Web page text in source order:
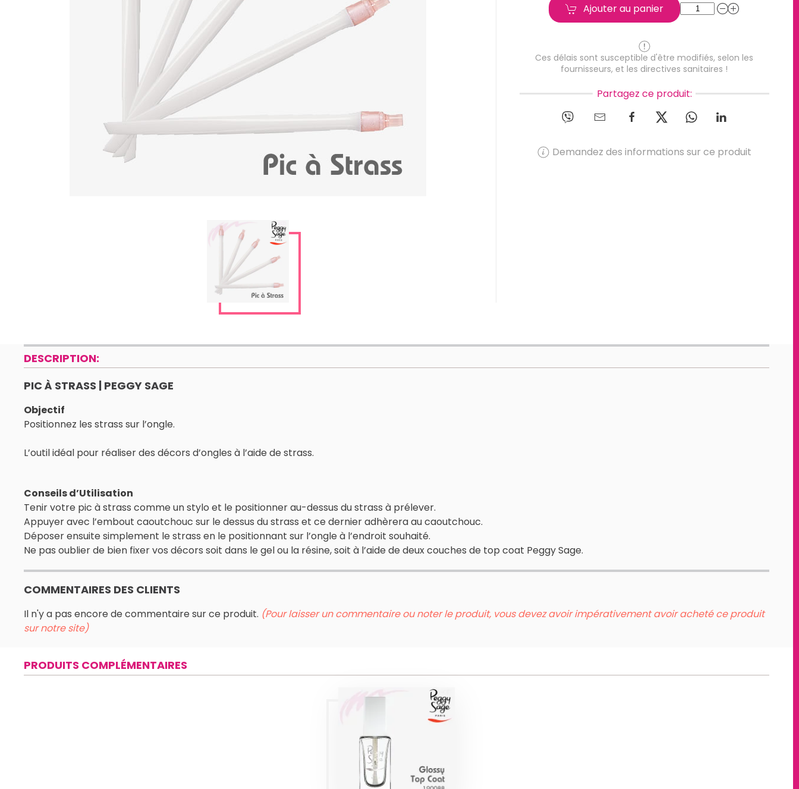
Ajouter au panier
Ces délais sont susceptible d'être modifiés, selon les
fournisseurs, et les directives sanitaires !
Partagez ce produit:
Demandez des informations sur ce produit
DESCRIPTION:
PIC À STRASS | PEGGY SAGE
Objectif
Positionnez les strass sur l’ongle.
L’outil idéal pour réaliser des décors d’ongles à l’aide de strass.
Conseils d’Utilisation
Tenir votre pic à strass comme un stylo et le positionner au-dessus du strass à prélever.
Appuyer avec l’embout caoutchouc sur le dessus du strass et ce dernier adhèrera au caoutchouc.
Déposer ensuite simplement le strass en le positionnant sur l’ongle à l’endroit souhaité.
Ne pas oublier de bien fixer vos décors soit dans le gel ou la résine, soit à l’aide de deux couches de top coat Peggy Sage.
COMMENTAIRES DES CLIENTS
Il n'y a pas encore de commentaire sur ce produit. (Pour laisser un commentaire ou noter le produit, vous devez avoir impérativement avoir acheté ce produit
sur notre site)
PRODUITS COMPLÉMENTAIRES
SAGE
Produits